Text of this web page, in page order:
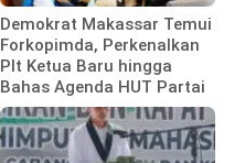
Demokrat Makassar Temui
Forkopimda, Perkenalkan
Plt Ketua Baru hingga
Bahas Agenda HUT Partai